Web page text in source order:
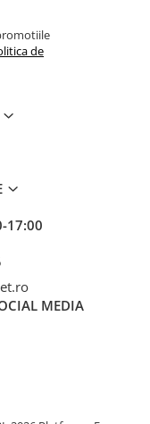
de
17:00
MEDIA